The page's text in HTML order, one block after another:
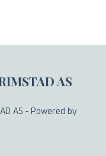
AS
AS - Powered by